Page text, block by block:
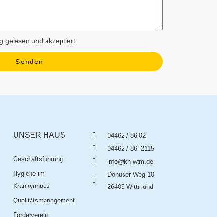
gelesen und akzeptiert.
Senden
UNSER HAUS
Geschäftsführung
Hygiene im
Krankenhaus
Qualitätsmanagement
Förderverein
04462 / 86-02
04462 / 86- 2115
info@kh-wtm.de
Dohuser Weg 10
26409 Wittmund